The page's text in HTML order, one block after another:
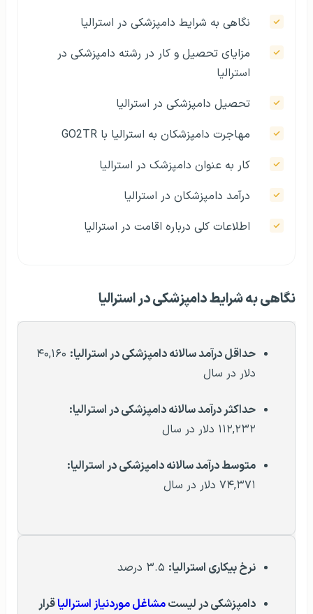
نگاهی به شرایط دامپزشکی در استرالیا
مزایای تحصیل و کار در رشته دامپزشکی در
استرالیا
تحصیل دامپزشکی در استرالیا
مهاجرت دامپزشکان به استرالیا با GO2TR
کار به عنوان دامپزشک در استرالیا
درآمد دامپزشکان در استرالیا
اطلاعات کلی درباره‌ اقامت در استرالیا
نگاهی به شرایط دامپزشکی در استرالیا
حداقل درآمد سالانه دامپزشکی در استرالیا: ۴۰,۱۶۰
دلار در سال
حداکثر درآمد سالانهدامپزشکیدر استرالیا:
۱۱۲,۲۳۲ دلار در سال
متوسط درآمد سالانهدامپزشکیدر استرالیا:
۷۴,۳۷۱ دلار در سال
نرخ بیکاری استرالیا:
دامپزشکی در لیستمشاغل موردنیاز استرالیاقرار